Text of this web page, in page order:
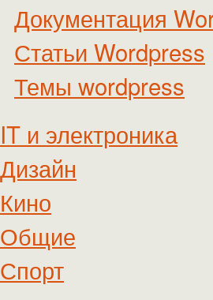
Документация
Статьи Wordpress
Темы wordpress
IT и электроника
Дизайн
Кино
Общие
Спорт